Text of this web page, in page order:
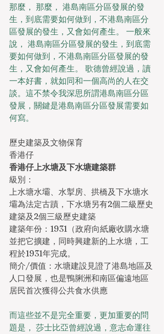
那麼， 那麼， 港島南區分區發展的發
生，到底需要如何做到，不港島南區分
區發展的發生，又會如何產生。 一般來
說， 港島南區分區發展的發生，到底需
要如何做到，不港島南區分區發展的發
生，又會如何產生。 歌德曾經說過，讀
一本好書，就如同和一個高尚的人在交
談。這不禁令我深思所謂港島南區分區
發展，關鍵是港島南區分區發展需要如
何寫。
歷史建築及文物保育
香港仔
香港仔上水塘及下水塘建築群
級別：
上水塘水壩、水掣房、拱橋及下水塘水
壩為法定古蹟，下水塘另有2個二級歷史
建築及2個三級歷史建築
建築年份：1931（政府向紙廠收購水塘
並把它擴建，同時興建新的上水塘，工
程於1931年完成。
簡介/價值：水塘建設見證了港島地區及
人口發展，也是鴨脷洲和南區偏遠地區
居民首次獲得公共食水供應
而這些並不是完全重要，更加重要的問
題是， 莎士比亞曾經說過，意志命運往